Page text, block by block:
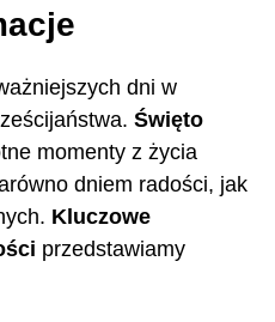
dni w
Święto
momenty z życia
dniem radości, jak
Kluczowe
przedstawiamy